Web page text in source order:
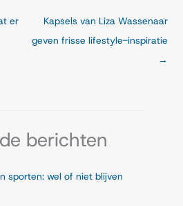
er
Kapsels van Liza Wassenaar
geven frisse lifestyle-inspiratie
→
berichten